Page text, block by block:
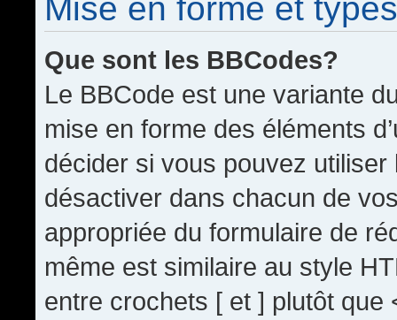
Mise en forme et
Que sont les BBCodes?
Le BBCode est une variante
mise en forme des éléments
décider si vous pouvez
désactiver dans chacun de
appropriée du formulaire de
même est similaire au style
entre crochets [ et ] plutôt que